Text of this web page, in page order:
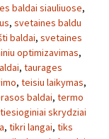
baldai siauliuose,
, svetaines baldu
baldai, svetaines
optimizavimas,
, taurages
, teisiu laikymas,
baldai, termo
tiesioginiai skrydziai
, tikri langai, tiks